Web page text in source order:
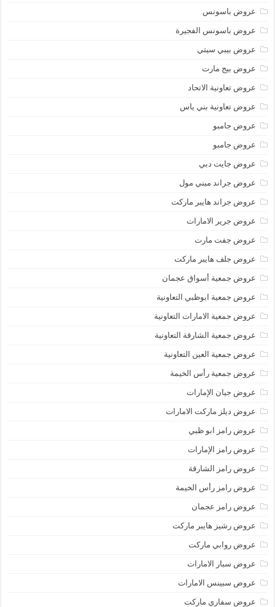
عروض باسونس
عروض باسونس الفجيرة
عروض بيبي سيتي
عروض بيج مارت
عروض تعاونية الاتحاد
عروض تعاونية بني ياس
عروض جامبو
عروض جامبو
عروض جايت دبي
عروض جراند ميني مول
عروض جراند هايبر ماركت
عروض جرير الامارات
عروض جفت مارت
عروض جلف هايبر ماركت
عروض جمعية أسواق عجمان
عروض جمعية ابوظبي التعاونية
عروض جمعية الامارات التعاونية
عروض جمعية الشارقة التعاونية
عروض جمعية العين التعاونية
عروض جمعية رأس الخيمة
عروض جيان الإمارات
عروض ديلز ماركت الامارات
عروض رامز ابو ظبي
عروض رامز الإمارات
عروض رامز الشارقة
عروض رامز رأس الخيمة
عروض رامز عجمان
عروض رشيز هايبر ماركت
عروض روابي ماركت
عروض سبار الامارات
عروض سبينس الامارات
عروض سفاري ماركت